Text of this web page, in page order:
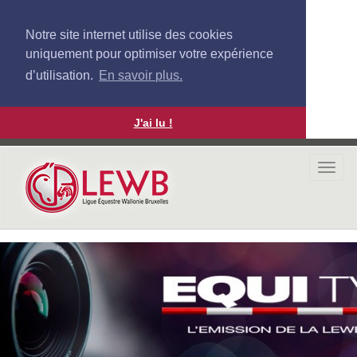
Notre site internet utilise des cookies
uniquement pour optimiser votre expérience
d’utilisation. En savoir plus.
J'ai lu !
Aller
contenu
principal